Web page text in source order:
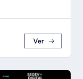
Ver